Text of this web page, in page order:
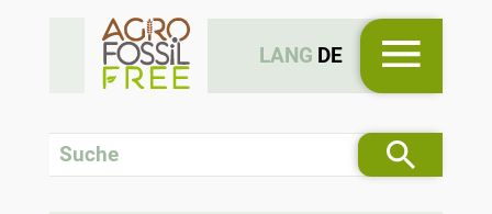
LANG DE